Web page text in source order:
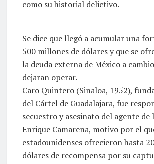
como su historial delictivo.
Se dice que llegó a acumular una
500 millones de dólares y que se
la deuda externa de México a
dejaran operar.
Caro Quintero (Sinaloa, 1952),
del Cártel de Guadalajara, fue
secuestro y asesinato del agente de
Enrique Camarena, motivo por el
estadounidenses ofrecieron hasta
dólares de recompensa por su